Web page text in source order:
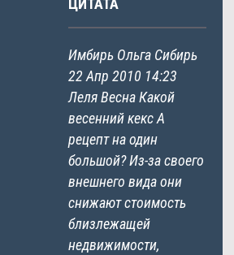
ЦИТАТА
Имбирь Ольга Сибирь
22 Апр 2010 14:23
Леля Весна Какой
весенний кекс А
рецепт на один
большой? Из-за своего
внешнего вида они
снижают стоимость
близлежащей
недвижимости,